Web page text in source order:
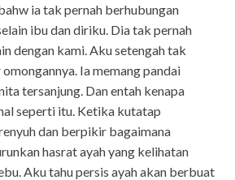
ia tak pernah berhubungan
ibu dan diriku. Dia tak pernah
dengan kami. Aku setengah tak
Ia memang pandai
tersanjung. Dan entah kenapa
seperti itu. Ketika kutatap
dan berpikir bagaimana
hasrat ayah yang kelihatan
Aku tahu persis ayah akan berbuat